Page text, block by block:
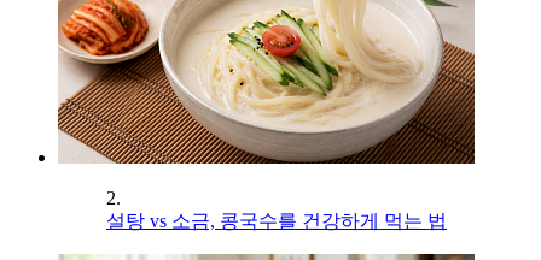
2.
설탕 vs 소금, 콩국수를 건강하게 먹는 법